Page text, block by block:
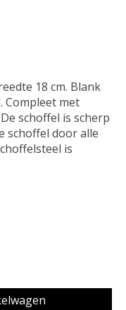
18 cm. Blank
Compleet met
schoffel is scherp
schoffel door alle
is